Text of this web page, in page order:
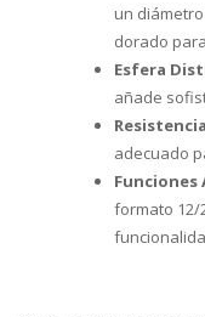
un
dorado
Esfera
añade
adecuado
Funciones
formato 12/